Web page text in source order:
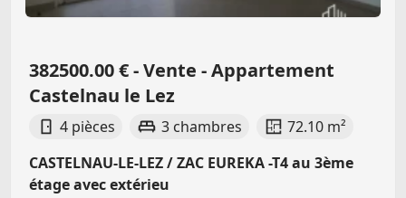
382500.00 € - Vente - Appartement
Castelnau le Lez
4 pièces 3 chambres
72.10 m²
CASTELNAU-LE-LEZ / ZAC EUREKA -T4 au 3ème
étage avec extérieu